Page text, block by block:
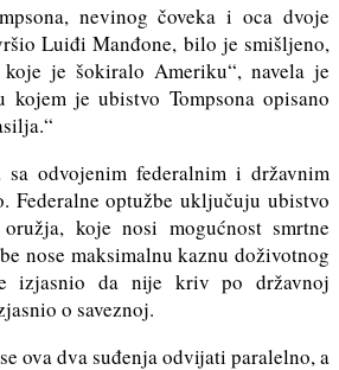
nevinog čoveka i oca dvoje
Luiđi Manđone, bilo je smišljeno,
je šokiralo Ameriku“, navela je
kojem je ubistvo Tompsona opisano
sa odvojenim federalnim i državnim
Federalne optužbe uključuju ubistvo
koje nosi mogućnost smrtne
nose maksimalnu kaznu doživotnog
izjasnio da nije kriv po državnoj
o saveznoj.
ova dva suđenja odvijati paralelno, a